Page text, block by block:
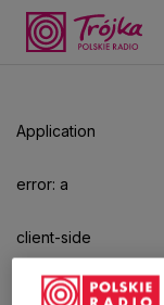
Application
error: a
client-side
exception
aby
odtwarzać.